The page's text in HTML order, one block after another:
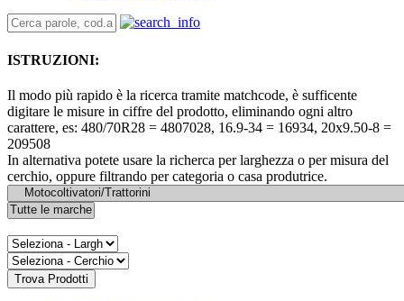
ISTRUZIONI:
Il modo più rapido è la ricerca tramite matchcode, è sufficente
digitare le misure in ciffre del prodotto, eliminando ogni altro
carattere, es: 480/70R28 = 4807028, 16.9-34 = 16934, 20x9.50-8 =
209508
In alternativa potete usare la richerca per larghezza o per misura del
cerchio, oppure filtrando per categoria o casa produtrice.